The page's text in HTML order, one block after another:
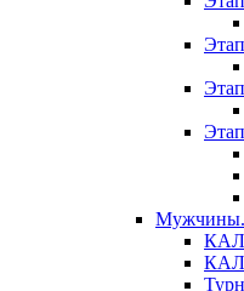
Мужчины.